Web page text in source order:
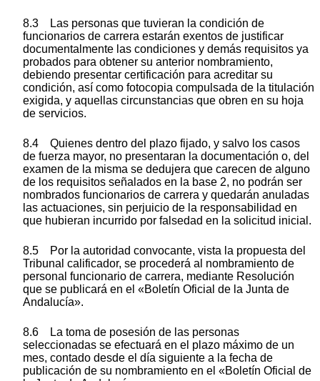
8.3 Las personas que tuvieran la condición de
funcionarios de carrera estarán exentos de justificar
documentalmente las condiciones y demás requisitos ya
probados para obtener su anterior nombramiento,
debiendo presentar certificación para acreditar su
condición, así como fotocopia compulsada de la titulación
exigida, y aquellas circunstancias que obren en su hoja
de servicios.
8.4 Quienes dentro del plazo fijado, y salvo los casos
de fuerza mayor, no presentaran la documentación o, del
examen de la misma se dedujera que carecen de alguno
de los requisitos señalados en la base 2, no podrán ser
nombrados funcionarios de carrera y quedarán anuladas
las actuaciones, sin perjuicio de la responsabilidad en
que hubieran incurrido por falsedad en la solicitud inicial.
8.5 Por la autoridad convocante, vista la propuesta del
Tribunal calificador, se procederá al nombramiento de
personal funcionario de carrera, mediante Resolución
que se publicará en el «Boletín Oficial de la Junta de
Andalucía».
8.6 La toma de posesión de las personas
seleccionadas se efectuará en el plazo máximo de un
mes, contado desde el día siguiente a la fecha de
publicación de su nombramiento en el «Boletín Oficial de